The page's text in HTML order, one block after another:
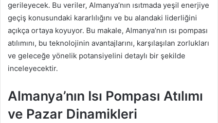
gerileyecek. Bu veriler, Almanya’nın ısıtmada yeşil enerjiye
geçiş konusundaki kararlılığını ve bu alandaki liderliğini
açıkça ortaya koyuyor. Bu makale, Almanya’nın ısı pompası
atılımını, bu teknolojinin avantajlarını, karşılaşılan zorlukları
ve geleceğe yönelik potansiyelini detaylı bir şekilde
inceleyecektir.
Almanya’nın Isı Pompası Atılımı
ve Pazar Dinamikleri